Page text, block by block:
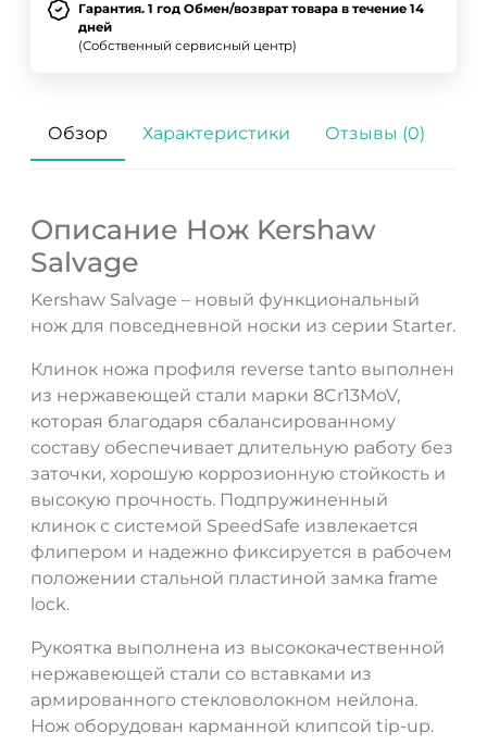
Гарантия. 1 год Обмен/возврат товара в течение 14
дней
(Собственный сервисный центр)
Обзор Характеристики Отзывы (0)
Описание Нож Kershaw
Salvage
Kershaw Salvage – новый функциональный
нож для повседневной носки из серии Starter.
Клинок ножа профиля reverse tanto выполнен
из нержавеющей стали марки 8Cr13MoV,
которая благодаря сбалансированному
составу обеспечивает длительную работу без
заточки, хорошую коррозионную стойкость и
высокую прочность. Подпружиненный
клинок с системой SpeedSafe извлекается
флипером и надежно фиксируется в рабочем
положении стальной пластиной замка frame
lock.
Рукоятка выполнена из высококачественной
нержавеющей стали со вставками из
армированного стекловолокном нейлона.
Нож оборудован карманной клипсой tip-up.